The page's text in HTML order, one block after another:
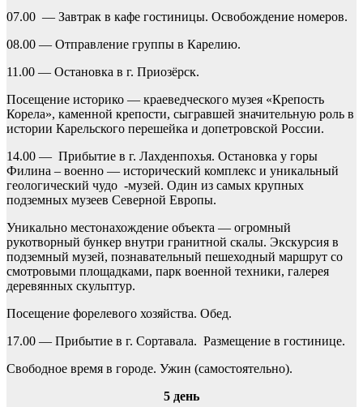
07.00 — Завтрак в кафе гостиницы. Освобождение номеров.
08.00 — Отправление группы в Карелию.
11.00 — Остановка в г. Приозёрск.
Посещение историко — краеведческого музея «Крепость
Корела», каменной крепости, сыгравшей значительную роль в
истории Карельского перешейка и допетровской России.
14.00 — Прибытие в г. Лахденпохья. Остановка у горы
Филина – военно — исторический комплекс и уникальный
геологический чудо -музей. Один из самых крупных
подземных музеев Северной Европы.
Уникально местонахождение объекта — огромный
рукотворный бункер внутри гранитной скалы. Экскурсия в
подземный музей, познавательный пешеходный маршрут со
смотровыми площадками, парк военной техники, галерея
деревянных скульптур.
Посещение форелевого хозяйства. Обед.
17.00 — Прибытие в г. Сортавала. Размещение в гостинице.
Свободное время в городе. Ужин (самостоятельно).
5 день